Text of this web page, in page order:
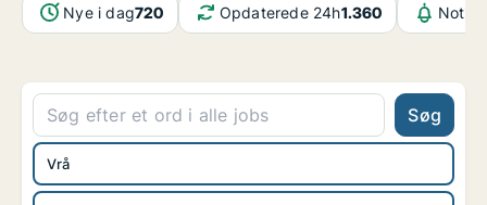
Nye i dag720 Opdaterede 24h1.360
Søg
Vrå